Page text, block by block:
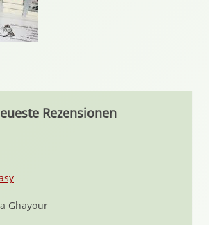
Rezensionen
Ghayour